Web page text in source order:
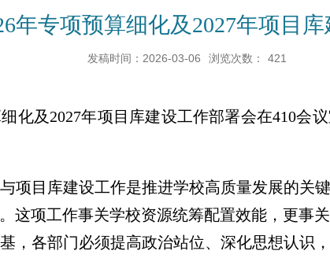
年专项预算细化及2027年项目
发稿时间：2026-03-06 浏览次数： 421
化及2027年项目库建设工作部署会在410会
项目库建设工作是推进学校高质量发展的关
这项工作事关学校资源统筹配置效能，更事
，各部门必须提高政治站位、深化思想认识